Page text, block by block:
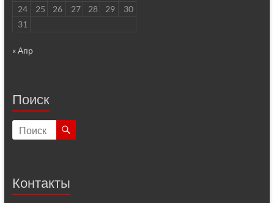
24
25 26 27 28 29
30
31
« Апр
Поиск
Контакты